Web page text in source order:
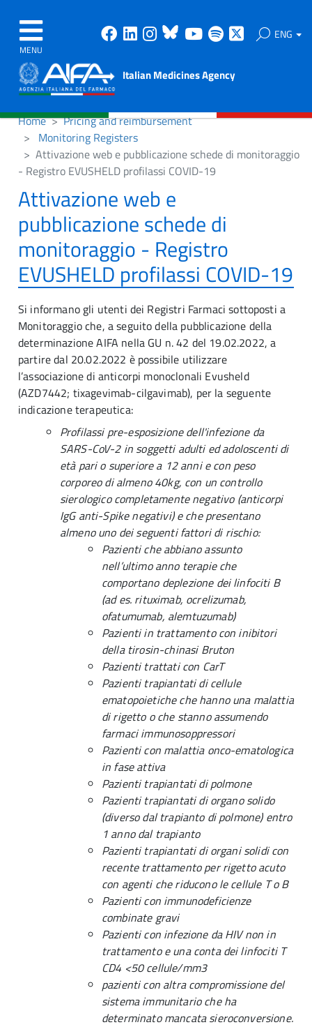
MENU
Facebook
Linkedin
Instagram
Bluesky
Youtube
Spotify ENG
Italian Medicines Agency
Home
Pricing and reimbursement
Monitoring Registers
Attivazione web e pubblicazione schede di monitoraggio
- Registro EVUSHELD profilassi COVID-19
Attivazione web e
pubblicazione schede di
monitoraggio - Registro
EVUSHELD profilassi COVID-19
Si informano gli utenti dei Registri Farmaci sottoposti a
Monitoraggio che, a seguito della pubblicazione della
determinazione AIFA nella GU n. 42 del 19.02.2022, a
partire dal 20.02.2022 è possibile utilizzare
l’associazione di anticorpi monoclonali Evusheld
(AZD7442; tixagevimab-cilgavimab), per la seguente
indicazione terapeutica:
Profilassi pre-esposizione dell'infezione da
SARS-CoV-2 in soggetti adulti ed adoloscenti di
età pari o superiore a 12 anni e con peso
corporeo di almeno 40kg, con un controllo
sierologico completamente negativo (anticorpi
IgG anti-Spike negativi) e che presentano
almeno uno dei seguenti fattori di rischio:
Pazienti che abbiano assunto
nell’ultimo anno terapie che
comportano deplezione dei linfociti B
(ad es. rituximab, ocrelizumab,
ofatumumab, alemtuzumab)
Pazienti in trattamento con inibitori
della tirosin-chinasi Bruton
Pazienti trattati con CarT
Pazienti trapiantati di cellule
ematopoietiche che hanno una malattia
di rigetto o che stanno assumendo
farmaci immunosoppressori
Pazienti con malattia onco-ematologica
in fase attiva
Pazienti trapiantati di polmone
Pazienti trapiantati di organo solido
(diverso dal trapianto di polmone) entro
1 anno dal trapianto
Pazienti trapiantati di organi solidi con
recente trattamento per rigetto acuto
con agenti che riducono le cellule T o B
Pazienti con immunodeficienze
combinate gravi
Pazienti con infezione da HIV non in
trattamento e una conta dei linfociti T
CD4 <50 cellule/mm3
pazienti con altra compromissione del
sistema immunitario che ha
determinato mancata sieroconversione.